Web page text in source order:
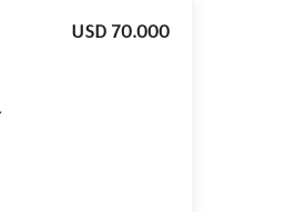
USD 70.000